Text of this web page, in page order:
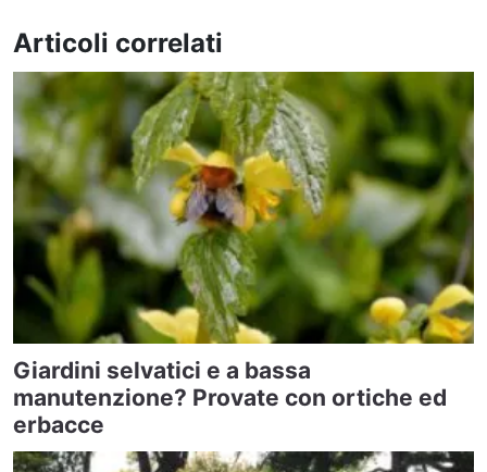
Articoli correlati
Giardini selvatici e a bassa
manutenzione? Provate con ortiche ed
erbacce